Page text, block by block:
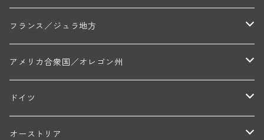
エマニュエル・ルジェ(フラジェ・エシェゾー)
A&Pド・ヴィレーヌ(ブーズロン)
マンシア・ポンセ(シャントレ)
ボージョレ地区
フランク・ジュイヤール(ジュリエナ)
ギイ・ブルトン(モルゴン)
シャトー・ル・タンプル
デ・オー・ペミオン(ムスカデ)
サントル・ニヴェルネ地区
ディディエ・ダグノー(プイィ・フュメ)
レジス・ミネ(プイィ・フュメ)
トゥーレーヌ地区
ド・ラ・ノブレ(シノン)
ロリー・ガスマン
フランス／ジュラ地方
アルボワ
ペリカン
アメリカ合衆国／オレゴン州
ウィラメット・ヴァレー
ニコラ・ジェイ
ドイツ
ラインガウ
オーストリア